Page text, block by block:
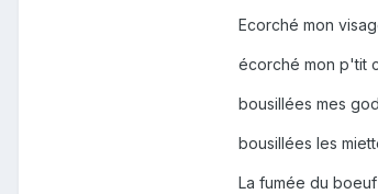
Ecorché mon
écorché mon p'tit
bousillées mes
bousillées les
La fumée du